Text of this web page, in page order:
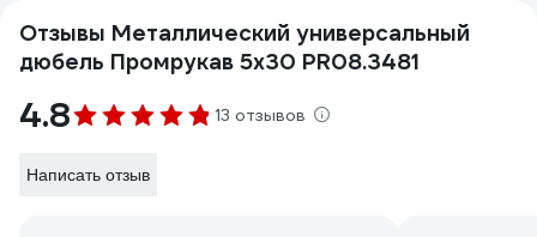
Отзывы Металлический универсальный
дюбель Промрукав 5x30 PR08.3481
4.8 13 отзывов
Написать отзыв